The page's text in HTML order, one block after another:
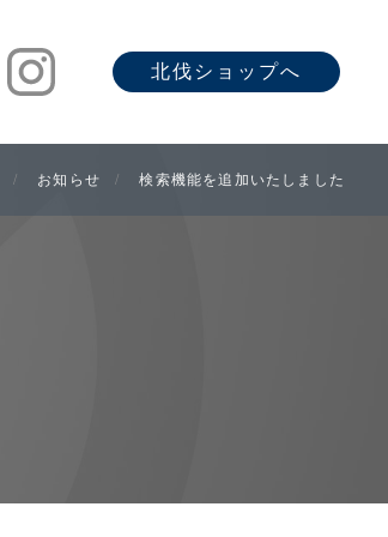
北伐ショップへ
お知らせ 検索機能を追加いたしました